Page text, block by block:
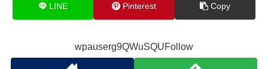
LINE Pinterest Copy
wpauserg9QWuSQUFollow